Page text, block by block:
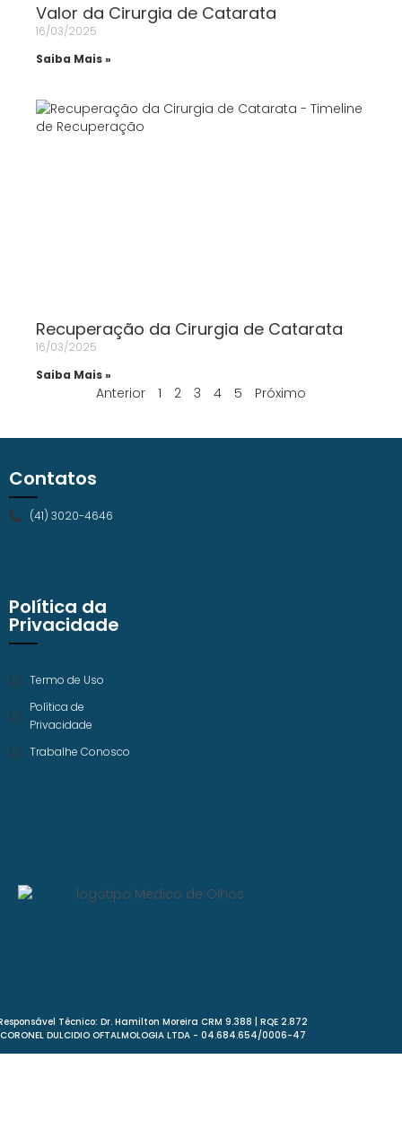
Valor da Cirurgia de Catarata
16/03/2025
Saiba Mais »
Recuperação da Cirurgia de Catarata
16/03/2025
Saiba Mais »
Anterior 1 2 3 4 5 Próximo
Política da
Privacidade
Termo de Uso
Política de
Privacidade
Trabalhe Conosco
Contatos
(41) 3020-4646
Técnico: Dr. Hamilton Moreira CRM 9.388 | RQE 2.872
CORONEL DULCIDIO OFTALMOLOGIA LTDA - 04.684.654/0006-47